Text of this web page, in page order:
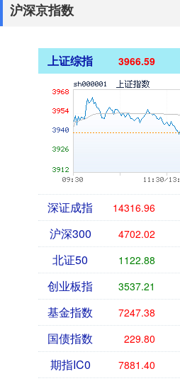
沪深京指数
上证综指 3966.59
深证成指 14316.96
沪深300 4702.02
北证50 1122.88
创业板指 3537.21
基金指数 7247.38
国债指数 229.80
期指IC0 7881.40